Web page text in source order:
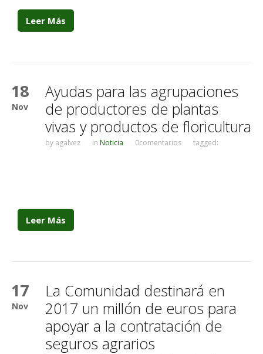
Leer Más
18
Nov
Ayudas para las agrupaciones
de productores de plantas
vivas y productos de floricultura
by agalvez in Noticia 0comentarios tagged:
Leer Más
17
Nov
La Comunidad destinará en
2017 un millón de euros para
apoyar a la contratación de
seguros agrarios